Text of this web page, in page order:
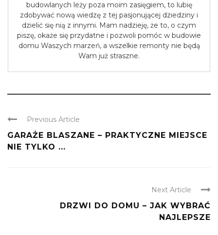
budowlanych leży poza moim zasięgiem, to lubię
zdobywać nową wiedzę z tej pasjonującej dziedziny i
dzielić się nią z innymi. Mam nadzieję, że to, o czym
piszę, okaże się przydatne i pozwoli pomóc w budowie
domu Waszych marzeń, a wszelkie remonty nie będą
Wam już straszne.
Previous Article
GARAŻE BLASZANE – PRAKTYCZNE MIEJSCE
NIE TYLKO ...
Next Article
DRZWI DO DOMU – JAK WYBRAĆ
NAJLEPSZE